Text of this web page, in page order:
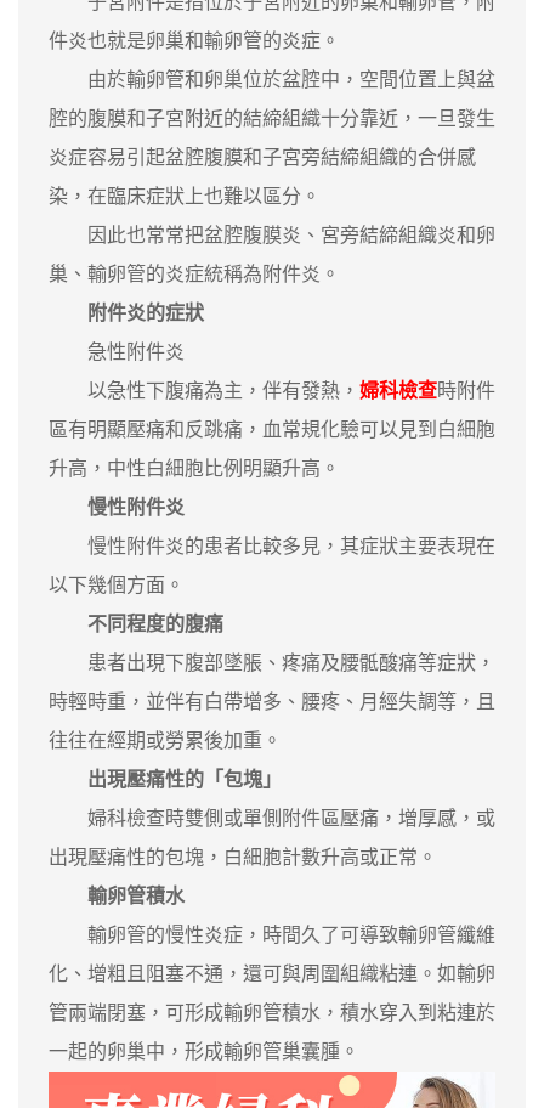
件炎也就是卵巢和輸卵管的炎症。
由於輸卵管和卵巢位於盆腔中，空間位置上與盆
腔的腹膜和子宮附近的結締組織十分靠近，一旦發生
炎症容易引起盆腔腹膜和子宮旁結締組織的合併感
染，在臨床症狀上也難以區分。
因此也常常把盆腔腹膜炎、宮旁結締組織炎和卵
巢、輸卵管的炎症統稱為附件炎。
附件炎的症狀
急性附件炎
以急性下腹痛為主，伴有發熱， 婦科檢查時附件
區有明顯壓痛和反跳痛，血常規化驗可以見到白細胞
升高，中性白細胞比例明顯升高。
慢性附件炎
慢性附件炎的患者比較多見，其症狀主要表現在
以下幾個方面。
不同程度的腹痛
患者出現下腹部墜脹、疼痛及腰骶酸痛等症狀，
時輕時重，並伴有白帶增多、腰疼、月經失調等，且
往往在經期或勞累後加重。
出現壓痛性的「包塊」
婦科檢查時雙側或單側附件區壓痛，增厚感，或
出現壓痛性的包塊，白細胞計數升高或正常。
輸卵管積水
輸卵管的慢性炎症，時間久了可導致輸卵管纖維
化、增粗且阻塞不通，還可與周圍組織粘連。如輸卵
管兩端閉塞，可形成輸卵管積水，積水穿入到粘連於
一起的卵巢中，形成輸卵管巢囊腫。